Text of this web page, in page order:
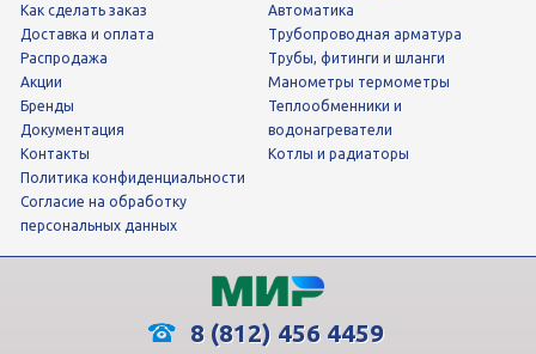
Как сделать заказ
Доставка и оплата
Распродажа
Акции
Бренды
Документация
Контакты
Автоматика
трубопроводная арматура
трубы, фитинги и шланги
манометры термометры
теплообменники и
водонагреватели
Котлы и радиаторы
Политика конфиденциальности
Согласие на обработку
персональных данных
8 (812) 456 4459